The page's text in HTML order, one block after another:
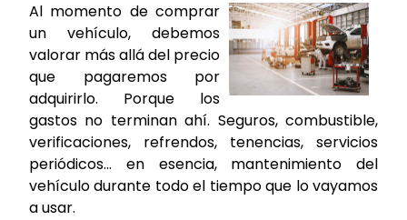
Al momento de comprar
un vehículo, debemos
valorar más allá del precio
que pagaremos por
adquirirlo. Porque los
gastos no terminan ahí. Seguros, combustible,
verificaciones, refrendos, tenencias, servicios
periódicos… en esencia, mantenimiento del
vehículo durante todo el tiempo que lo vayamos
a usar.